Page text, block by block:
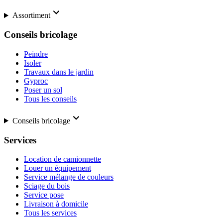
Assortiment
Conseils bricolage
Peindre
Isoler
Travaux dans le jardin
Gyproc
Poser un sol
Tous les conseils
Conseils bricolage
Services
Location de camionnette
Louer un équipement
Service mélange de couleurs
Sciage du bois
Service pose
Livraison à domicile
Tous les services